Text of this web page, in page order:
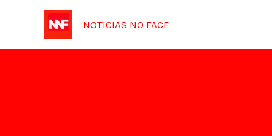
NOTICIAS NO FACE